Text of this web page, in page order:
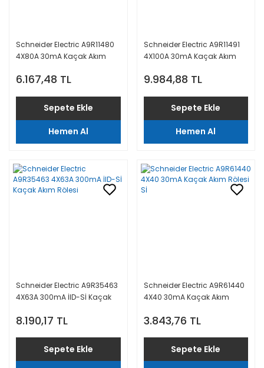
Schneider Electric A9R11480
4X80A 30mA Kaçak Akım
6.167,48 TL
Sepete Ekle
Hemen Al
Schneider Electric A9R11491
4X100A 30mA Kaçak Akım
9.984,88 TL
Sepete Ekle
Hemen Al
Schneider Electric A9R35463
4X63A 300mA İID-Sİ Kaçak
8.190,17 TL
Sepete Ekle
Schneider Electric A9R61440
4X40 30mA Kaçak Akım
3.843,76 TL
Sepete Ekle